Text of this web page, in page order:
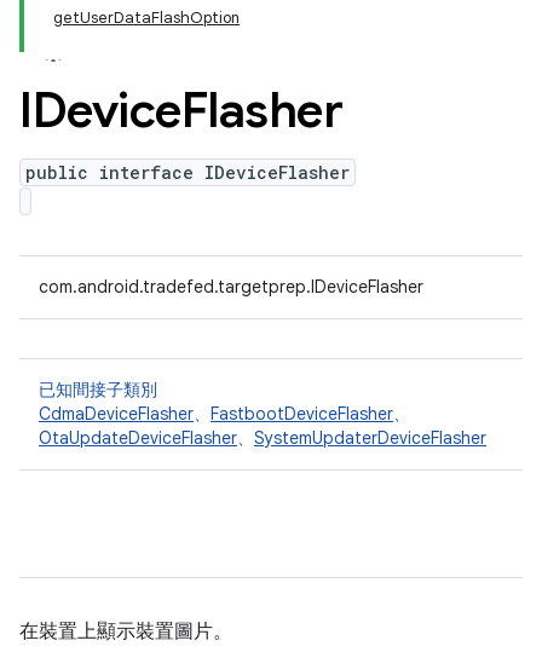
getUserDataFlashOption
IDeviceFlasher
public interface IDeviceFlasher
com.android.tradefed.targetprep.IDeviceFlasher
已知間接子類別
CdmaDeviceFlasher、 FastbootDeviceFlasher、
OtaUpdateDeviceFlasher、 SystemUpdaterDeviceFlasher
在裝置上顯示裝置圖片。